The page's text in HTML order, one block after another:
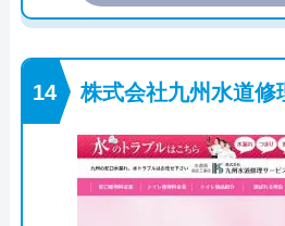
株式会社九州水道修